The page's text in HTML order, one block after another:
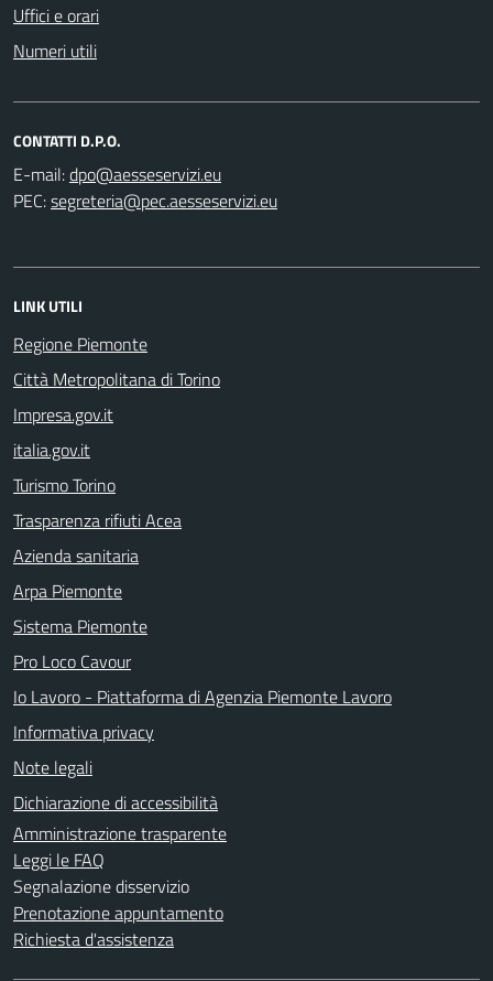
Uffici e orari
Numeri utili
CONTATTI D.P.O.
E-mail:
PEC:
LINK UTILI
Regione Piemonte
Città Metropolitana di Torino
Impresa.gov.it
italia.gov.it
Turismo Torino
Trasparenza rifiuti Acea
Azienda sanitaria
Arpa Piemonte
Sistema Piemonte
Pro Loco Cavour
Io Lavoro - Piattaforma di Agenzia Piemonte Lavoro
Informativa privacy
Note legali
Dichiarazione di accessibilità
Amministrazione trasparente
Leggi le FAQ
Segnalazione disservizio
Prenotazione appuntamento
Richiesta d'assistenza